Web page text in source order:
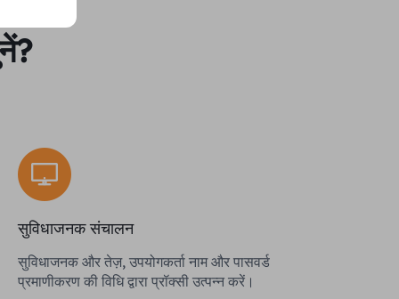
सुविधाजनक संचालन
सुविधाजनक और तेज़, उपयोगकर्ता नाम और पासवर्ड
प्रमाणीकरण की विधि द्वारा प्रॉक्सी उत्पन्न करें।